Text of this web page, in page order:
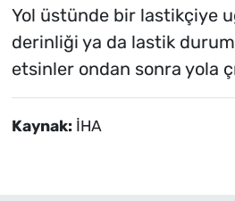
Yol üstünde bir lastikçiye
derinliği ya da lastik
etsinler ondan sonra yola
Kaynak: İHA